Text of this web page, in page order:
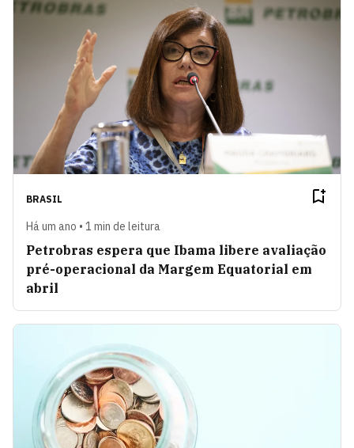
BRASIL
Há um ano • 1 min de leitura
Petrobras espera que Ibama libere avaliação
pré-operacional da Margem Equatorial em
abril